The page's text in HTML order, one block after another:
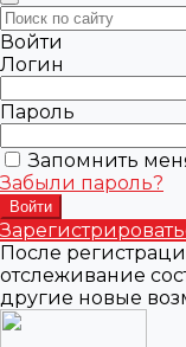
Войти
Логин
Пароль
Запомнить
Забыли пароль?
После
отслеживание
другие новые